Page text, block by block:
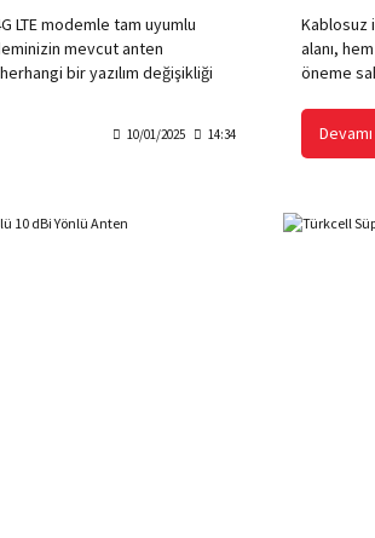
LTE modemle tam uyumlu
mevcut anten
bir yazılım değişikliği
iyileştirir.
10/01/2025 14:34
Kablosuz
alanı,
öneme
Devamı